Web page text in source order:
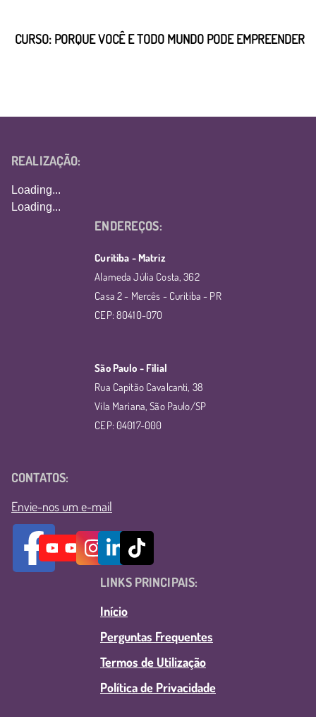
CURSO: PORQUE VOCÊ E TODO MUNDO PODE EMPREENDER
REALIZAÇÃO:
Loading...
Loading...
ENDEREÇOS:
Curitiba - Matriz
Alameda Júlia Costa, 362
Casa 2 - Mercês - Curitiba - PR
CEP: 80410-070
São Paulo - Filial
Rua Capitão Cavalcanti, 38
Vila Mariana, São Paulo/SP
CEP: 04017-000
CONTATOS:
Envie-nos um e-mail
LINKS PRINCIPAIS:
Início
Perguntas Frequentes
Termos de Utilização
Política de Privacidade